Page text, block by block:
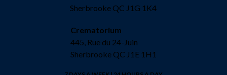
Sherbrooke QC J1G 1K4
Crematorium
445, Rue du 24-Juin
Sherbrooke QC J1E 1H1